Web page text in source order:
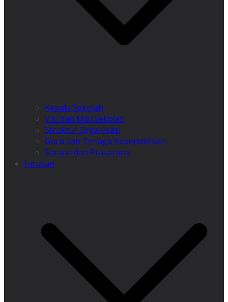
Kepala Sekolah
Visi dan Misi Sekolah
Struktur Organisasi
Guru dan Tenaga Kependidikan
Sarana dan Prasarana
Jurusan